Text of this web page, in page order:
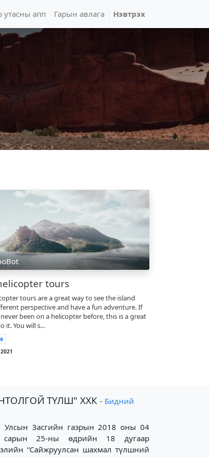
утасны апп Гарын авлага Нэвтрэх
tours
tours are a great way to see the island
perspective and have a fun adventure. If
been on a helicopter before, this is a great
it. You will s...
ТҮЛШ" ХХК - Бидний
Улсын Засгийн газрын 2018 оны 04
сарын 25-ны өдрийн 18 дугаар
“Сайжруулсан шахмал түлшний